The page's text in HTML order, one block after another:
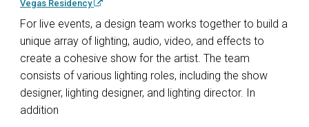
Vegas Residency
For live events, a design team works together to build a
unique array of lighting, audio, video, and effects to
create a cohesive show for the artist. The team
consists of various lighting roles, including the show
designer, lighting designer, and lighting director. In
addition